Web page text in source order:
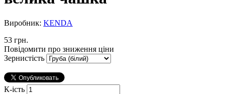
Виробник: KENDA
53 грн.
Повідомити про зниження ціни
Зернистість
К-ість